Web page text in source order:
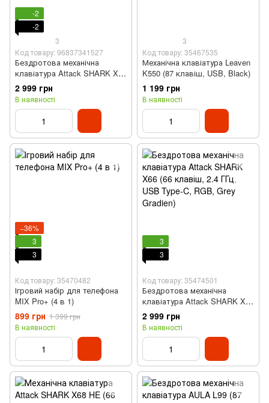
-2
-2
3
Код товару: 96837341527
Бездротова механічна
клавіатура Attack SHARK X85
(82 клавіші, BT, 2.4 Гц, USB
Type-C, Starlight White)
2 999 грн
В наявності
3
Код товару: 35467535
Механічна клавіатура Leaven
K550 (87 клавіш, USB, Black)
1 199 грн
В наявності
−36%
3
3
Код товару: 35470482
Ігровий набір для телефона
MIX Pro+ (4 в 1)
899 грн 1 399 грн
В наявності
3
3
Код товару: 35474501
Бездротова механічна
клавіатура Attack SHARK X66
(66 клавіш, 2.4 ГГц‌, USB
Type-C, RGB, Grey Gradien)
2 999 грн
В наявності